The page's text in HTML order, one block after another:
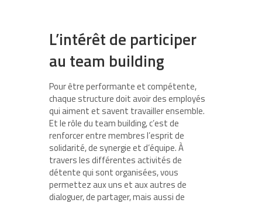
L’intérêt de participer
au team building
Pour être performante et compétente,
chaque structure doit avoir des employés
qui aiment et savent travailler ensemble.
Et le rôle du team building, c’est de
renforcer entre membres l’esprit de
solidarité, de synergie et d’équipe. À
travers les différentes activités de
détente qui sont organisées, vous
permettez aux uns et aux autres de
dialoguer, de partager, mais aussi de